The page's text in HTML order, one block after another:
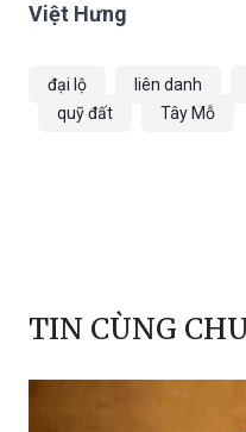
Việt Hưng
đại lộ liên danh
quỹ đất
Tây Mỗ
TIN CÙNG